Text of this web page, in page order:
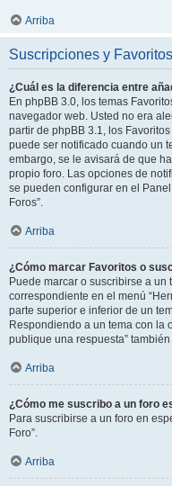
Arriba
Suscripciones y Favoritos
¿Cuál es la diferencia entre
En phpBB 3.0, los temas
navegador web. Usted no era
partir de phpBB 3.1, los
puede ser notificado cuando un
embargo, se le avisará de que
propio foro. Las opciones de
se pueden configurar en el
Foros”.
Arriba
¿Cómo marcar Favoritos o
Puede marcar o suscribirse a
correspondiente en el menú
parte superior e inferior de un
Respondiendo a un tema con la
publique una respuesta”
Arriba
¿Cómo me suscribo a un foro
Para suscribirse a un foro en
Foro”.
Arriba